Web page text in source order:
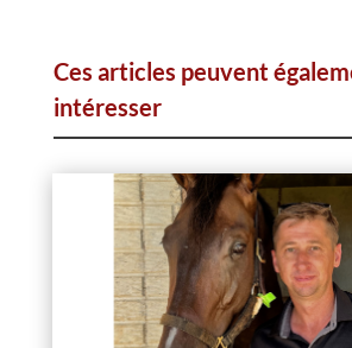
Ces articles peuvent
intéresser